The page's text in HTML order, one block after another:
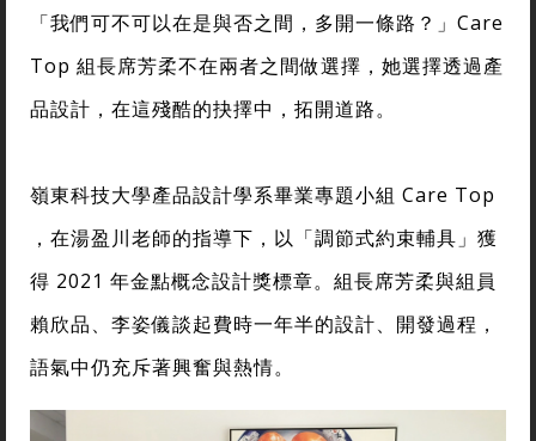
「我們可不可以在是與否之間，多開一條路？」Care
Top 組長席芳柔不在兩者之間做選擇，她選擇透過產
品設計，在這殘酷的抉擇中，拓開道路。
嶺東科技大學產品設計學系畢業專題小組 Care Top
，在湯盈川老師的指導下，以「調節式約束輔具」獲
得 2021 年金點概念設計獎標章。組長席芳柔與組員
賴欣品、李姿儀談起費時一年半的設計、開發過程，
語氣中仍充斥著興奮與熱情。